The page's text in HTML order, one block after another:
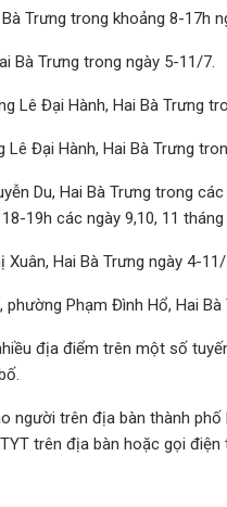
Trưng trong khoảng 8-17h
Bà Trưng trong ngày 5-11/7.
Lê Đại Hành, Hai Bà Trưng
Đại Hành, Hai Bà Trưng
Du, Hai Bà Trưng trong
19h các ngày 9,10, 11 tháng
Hai Bà Trưng ngày 4-11/
Phạm Đình Hổ, Hai
địa điểm trên một số
người trên địa bàn thành
trên địa bàn hoặc gọi